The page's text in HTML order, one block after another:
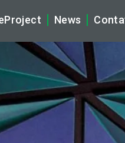
Nostra Storia
WeAreProject
Mission & Core
News
Company
Tech
Rassegna